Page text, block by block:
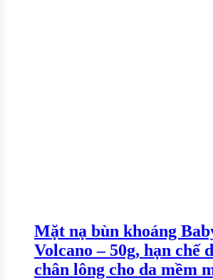
Mặt nạ bùn khoáng
Volcano – 50g, hạn chế
chân lông cho da mềm